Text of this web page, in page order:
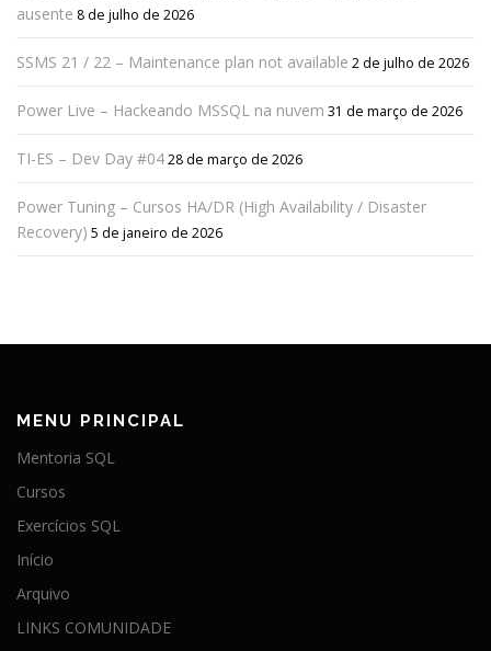
ausente 8 de julho de 2026
SSMS 21 / 22 – Maintenance plan not available 2 de julho de 2026
Power Live – Hackeando MSSQL na nuvem 31 de março de 2026
TI-ES – Dev Day #0428 de março de 2026
Power Tuning – Cursos HA/DR (High Availability / Disaster
Recovery) 5 de janeiro de 2026
MENU PRINCIPAL
Mentoria SQL
Cursos
Exercícios SQL
Início
Arquivo
LINKS COMUNIDADE